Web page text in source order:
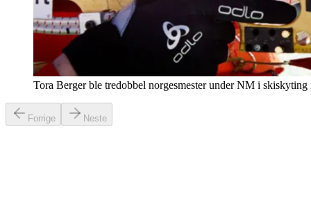
Tora Berger ble tredobbel norgesmester under NM i
Forrige Neste